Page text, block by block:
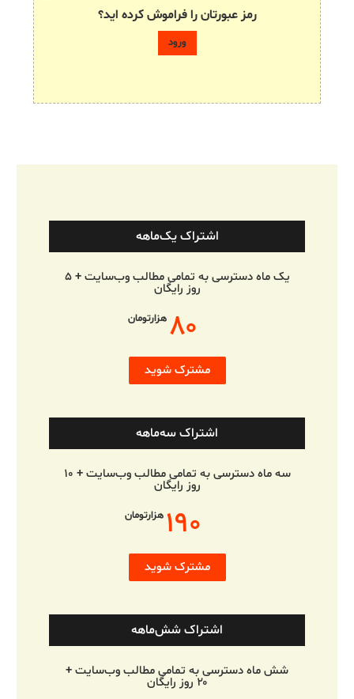
رمز عبورتان را فراموش کرده اید؟
اشتراک یک‌ماهه
یک ماه دسترسی به تمامی مطالب وب‌سایت + ۵
روز رایگان
۸۰ هزارتومان
مشترک شوید
اشتراک سه‌ماهه
سه ماه دسترسی به تمامی مطالب وب‌سایت + ۱۰
روز رایگان
۱۹۰ هزارتومان
مشترک شوید
اشتراک شش‌ماهه
شش ماه دسترسی به تمامی مطالب وب‌سایت +
۲۰ روز رایگان